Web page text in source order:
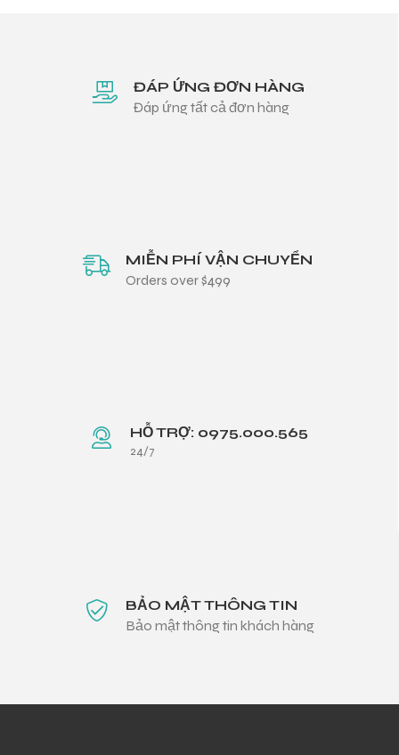
ĐÁP ỨNG ĐƠN HÀNG
Đáp ứng tất cả đơn hàng
MIỄN PHÍ VẬN CHUYỂN
Orders over $499
HỖ TRỢ: 0975.000.565
24/7
BẢO MẬT THÔNG TIN
Bảo mật thông tin khách hàng